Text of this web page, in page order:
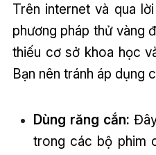
Trên internet và qua
phương pháp thử vàng
thiếu cơ sở khoa học
Bạn nên tránh áp dụng
Dùng răng cắn:
trong các bộ phim